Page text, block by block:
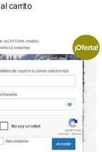
carrito
¡Oferta!